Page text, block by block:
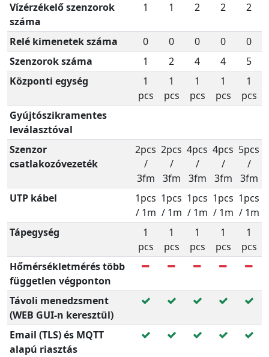
Vízérzékelő szenzorok
száma
1 1 2 2 2
Relé kimenetek száma 0 0 0 0
0
Szenzorok száma
1 2 4 4
5
Központi egység
1
pcs
1
pcs
1
pcs
1
pcs
1
pcs
Gyújtószikramentes
leválasztóval
Szenzor
csatlakozóvezeték
2pcs
/
3fm
2pcs
/
3fm
4pcs
/
3fm
4pcs
/
3fm
5pcs
/
3fm
UTP kábel
1pcs
/ 1m
1pcs
/ 1m
1pcs
/ 1m
1pcs
/ 1m
1pcs
/ 1m
Tápegység
1
pcs
1
pcs
1
pcs
1
pcs
1
pcs
Hőmérsékletmérés több
független végponton
Távoli menedzsment
(WEB GUI-n keresztül)
Email (TLS) és MQTT
alapú riasztás